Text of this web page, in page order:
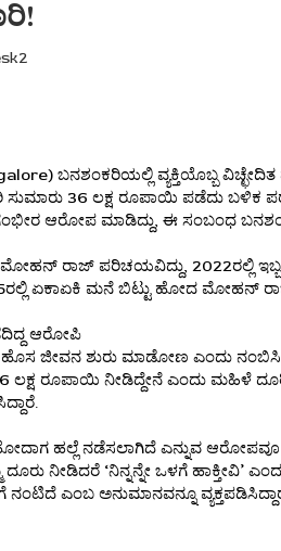
ಬನಶಂಕರಿಯಲ್ಲಿ ವ್ಯಕ್ತಿಯೊಬ್ಬ
ಸುಮಾರು 36 ಲಕ್ಷ ರೂಪಾಯಿ ಪಡೆದು
ಆರೋಪ ಮಾಡಿದ್ದು, ಈ ಸಂಬಂಧ
ಮೋಹನ್ ರಾಜ್ ಪರಿಚಯವಿದ್ದು, 2022ರಲ್ಲಿ
ಏಕಾಏಕಿ ಮನೆ ಬಿಟ್ಟು ಹೋದ ಮೋಹನ್
ಆರೋಪಿ
ಜೀವನ ಶುರು ಮಾಡೋಣ ಎಂದು
ಲಕ್ಷ ರೂಪಾಯಿ ನೀಡಿದ್ದೇನೆ ಎಂದು ಮಹಿಳೆ
ಹಲ್ಲೆ ನಡೆಸಲಾಗಿದೆ ಎನ್ನುವ ಆರೋಪವೂ
ದೂರು ನೀಡಿದರೆ ‘ನಿನ್ನನ್ನೇ ಒಳಗೆ ಹಾಕ್ತೀವಿ’
ಎಂಬ ಅನುಮಾನವನ್ನೂ